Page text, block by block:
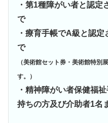
・第1種障がい者と認定
で
・療育手帳でA級と認
で
（美術館セット券・美術館特別
す。）
・精神障がい者保健福
持ちの方及び介助者1名